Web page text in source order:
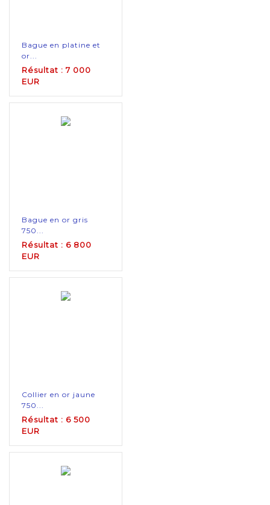
Bague en platine et
or...
Résultat : 7 000
EUR
Bague en or gris
750...
Résultat : 6 800
EUR
Collier en or jaune
750...
Résultat : 6 500
EUR